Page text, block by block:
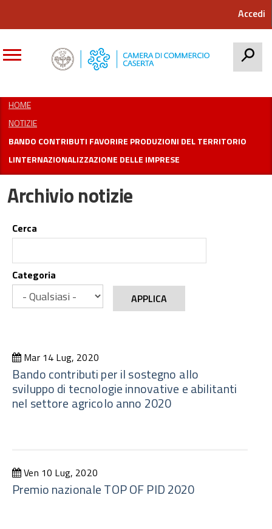
Accedi
HOME
NOTIZIE
BANDO CONTRIBUTI FAVORIRE PRODUZIONI DEL TERRITORIO
LINTERNAZIONALIZZAZIONE DELLE IMPRESE
Archivio notizie
Cerca
Categoria
APPLICA
Mar 14 Lug, 2020
Bando contributi per il sostegno allo
sviluppo di tecnologie innovative e abilitanti
nel settore agricolo anno 2020
Ven 10 Lug, 2020
Premio nazionale TOP OF PID 2020